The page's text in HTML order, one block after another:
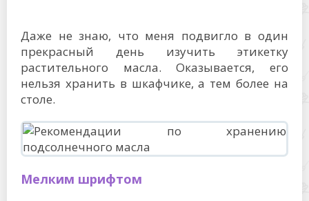
Даже не знаю, что меня подвигло в один
прекрасный день изучить этикетку
растительного масла. Оказывается, его
нельзя хранить в шкафчике, а тем более на
столе.
Мелким шрифтом